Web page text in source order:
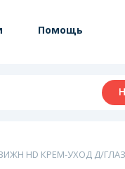
Помощь
HD КРЕМ-УХОД Д/ГЛАЗ